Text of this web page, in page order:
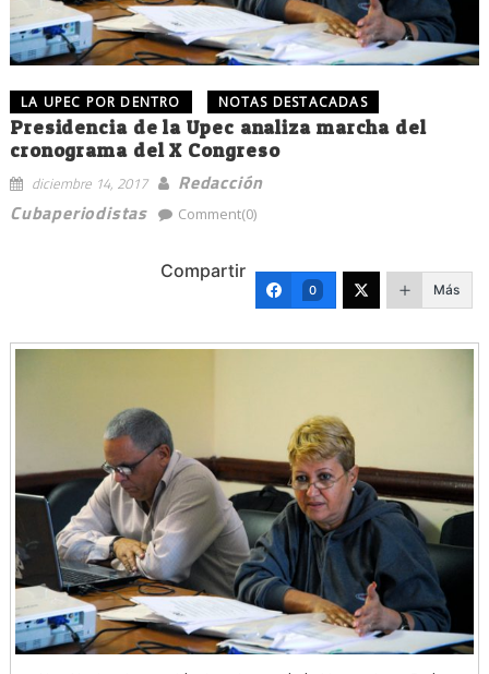
LA UPEC POR DENTRO NOTAS DESTACADAS
Presidencia de la Upec analiza marcha del
cronograma del X Congreso
diciembre 14, 2017
Redacción
Cubaperiodistas
Comment(0)
Compartir
0 Más